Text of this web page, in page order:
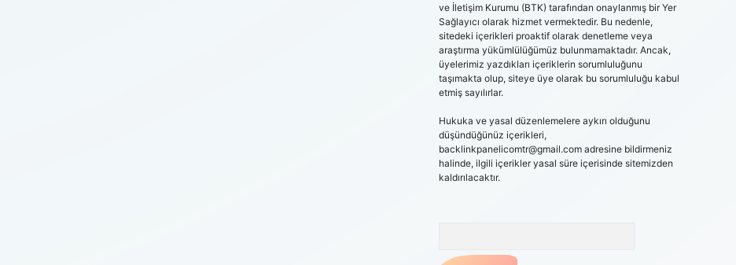
ve İletişim Kurumu (BTK) tarafından onaylanmış bir Yer
Sağlayıcı olarak hizmet vermektedir. Bu nedenle,
sitedeki içerikleri proaktif olarak denetleme veya
araştırma yükümlülüğümüz bulunmamaktadır. Ancak,
üyelerimiz yazdıkları içeriklerin sorumluluğunu
taşımakta olup, siteye üye olarak bu sorumluluğu kabul
etmiş sayılırlar.
Hukuka ve yasal düzenlemelere aykırı olduğunu
düşündüğünüz içerikleri,
backlinkpanelicomtr@gmail.comadresine bildirmeniz
halinde, ilgili içerikler yasal süre içerisinde sitemizden
kaldırılacaktır.